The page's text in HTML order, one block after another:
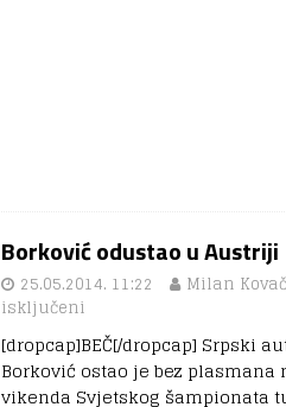
Borković odustao u Austriji
25.05.2014. 11:22 Milan
isključeni
[dropcap]BEČ[/dropcap] Srpski
Borković ostao je bez plasmana
vikenda Svjetskog šampionata